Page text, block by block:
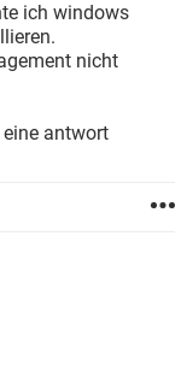
ich windows
nicht
antwort